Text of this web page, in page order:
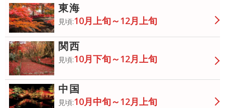
東海
見頃:10月上旬～12月上旬
関西
見頃:10月下旬～12月上旬
中国
見頃:10月中旬～12月上旬